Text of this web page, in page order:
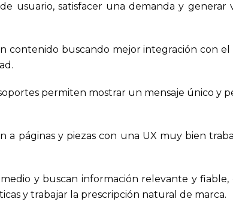
usuario, satisfacer una demanda y
contenido buscando mejor integración con el
permiten mostrar un mensaje único y
a páginas y piezas con una UX muy bien
y buscan información relevante y
y trabajar la prescripción natural de marca.